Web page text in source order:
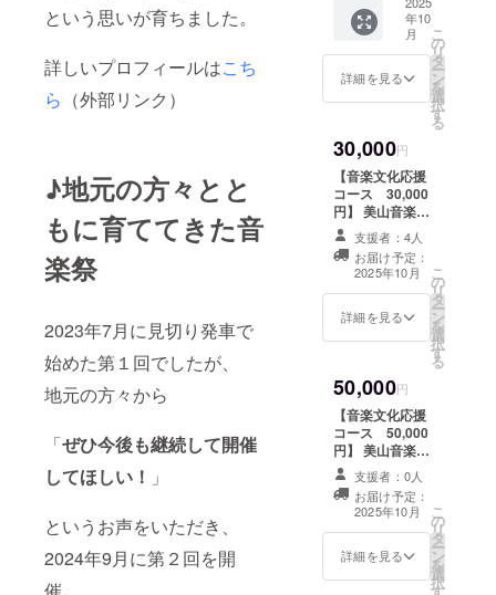
という思いが育ちました。
詳しいプロフィールはこち
ら （外部リンク）
♪地元の方々とと
もに育ててきた音
楽祭
2023年7月に見切り発車で
始めた第１回でしたが、
地元の方々から
「ぜひ今後も継続して開催
してほしい！ 」
というお声をいただき、
2024年9月に第２回を開
のご提
供とな
りま
す） ※
色・デ
み、画
像のも
のから
変更に
なる可
能性が
ござい
ます。
※お届け
みとな
りま
第３回
および
第２回
のクリ
アファ
セット
で１部
ずつお
送りい
たしま
＆クリ
アファ
イル】
・第３
回美山
音楽祭
ナルT
シャツ
です。
感謝の
気持ち
を込め
てお送
りいた
しま
サイズ
は選べ
（ONE
SIZEで
のご提
供とな
りま
す） ※
色・デ
ザイン
は１種
類の
み、画
像のも
年10
月
詳細を見る
こ
の
リ
タ
ー
ン
を
選
択
す
る
30,000円
【音楽文化応援
コース 30,000
円】 美山音楽祭
や、音楽に携わ
る人々を純粋に
応援したい！ と
いう方はこちら
からよろしくお
願いします。 プ
礼のメールをお
送りいたしま
す。 ※リターン
内容は3,000円の
「シンプル応
援」と同一とな
ります。
支援者：4人
お届け予定：
2025年10月
詳細を見る
こ
の
リ
タ
ー
ン
を
選
択
す
る
50,000円
【音楽文化応援
コース 50,000
円】 美山音楽祭
や、音楽に携わ
る人々を純粋に
応援したい！ と
いう方はこちら
からよろしくお
願いします。 プ
支援者：0人
お届け予定：
2025年10月
詳細を見る
こ
の
リ
タ
ー
ン
を
選
択
す